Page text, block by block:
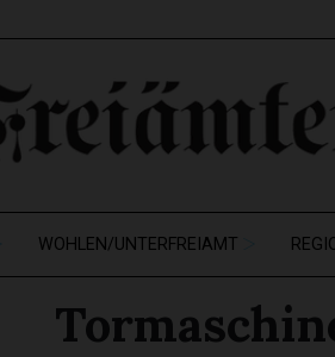
WOHLEN/UNTERFREIAMT